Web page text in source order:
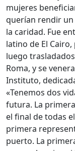
mujeres
querían rendir
la caridad. Fue
latino de El
luego
Roma, y se
Instituto,
«Tenemos dos
futura. La
el final de todas
primera
puerto. La